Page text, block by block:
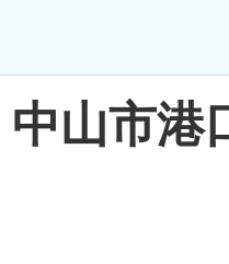
中标信息
项目公告
招投标公开信息
中山市港